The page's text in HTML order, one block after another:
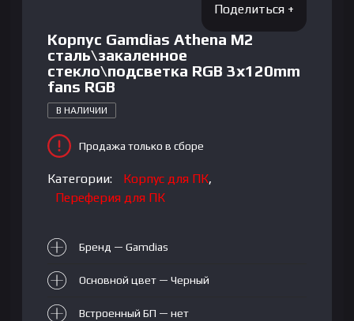
Корпус Gamdias Athena M2
сталь\закаленное
стекло\подсветка RGB 3x120mm
fans RGB
В НАЛИЧИИ
Продажа только в сборе
Категории: Корпус для ПК,
Переферия для ПК
Бренд — Gamdias
Основной цвет — Черный
Встроенный БП — нет